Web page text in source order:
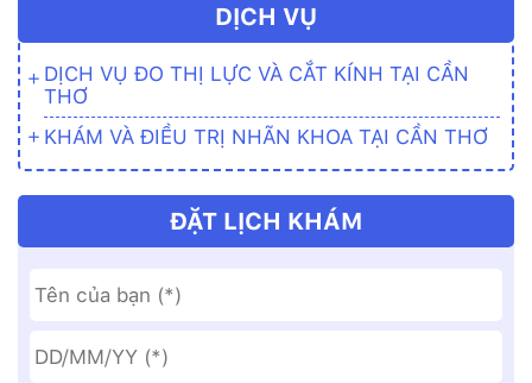
DỊCH VỤ
DỊCH VỤ ĐO THỊ LỰC VÀ CẮT KÍNH TẠI CẦN
THƠ
KHÁM VÀ ĐIỀU TRỊ NHÃN KHOA TẠI CẦN THƠ
ĐẶT LỊCH KHÁM